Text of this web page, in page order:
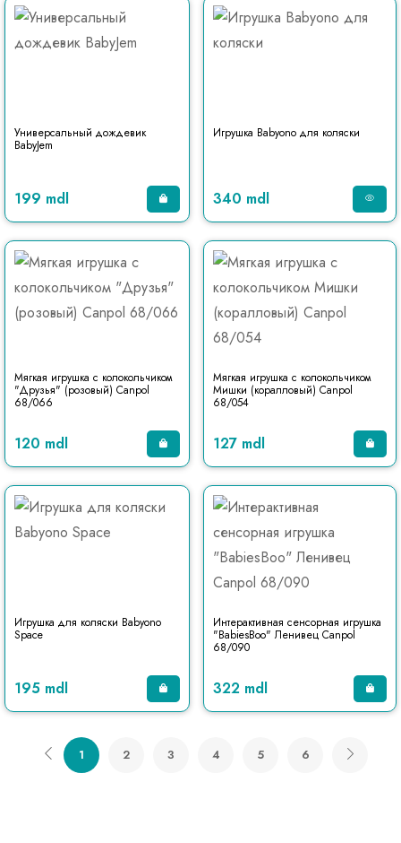
Универсальный дождевик
BabyJem
199 mdl
Игрушка Babyono для коляски
340 mdl
Мягкая игрушка с колокольчиком
"Друзья" (розовый) Canpol
68/066
120 mdl
Мягкая игрушка с колокольчиком
Мишки (коралловый) Canpol
68/054
127 mdl
Игрушка для коляски Babyono
Space
195 mdl
Интерактивная сенсорная игрушка
"BabiesBoo" Ленивец Canpol
68/090
322 mdl
1 2 3 4 5 6